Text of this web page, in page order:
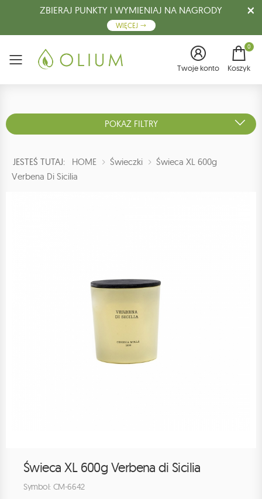
ZBIERAJ PUNKTY I WYMIENIAJ NA NAGRODY
WIĘCEJ
Menu Twoje konto
0
Koszyk
POKAŻ FILTRY
JESTEŚ TUTAJ: HOME Świeczki
Świeca XL 600g
Verbena Di Sicilia
Świeca XL 600g Verbena di Sicilia
Symbol: CM-6642